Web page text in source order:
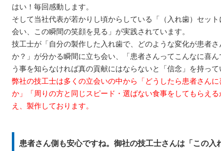
はい！毎回感動します。
そして当社代表が若かりし頃からしている「（入れ歯）セッ
会い、この瞬間の笑顔を見る」が実践されています。
技工士が「自分の製作した入れ歯で、どのような変化が患者
か？」が分かる瞬間に立ち会い、「患者さんってこんなに喜
う事を知らなければ真の貢献にはならないと「信念」を持っ
弊社の技工士は多くの立会いの中から「どうしたら患者さん
か」「周りの方と同じスピード・選ばない食事をしてもらえ
え、製作しております。
患者さん側も安心ですね。御社の技工士さんは「この入